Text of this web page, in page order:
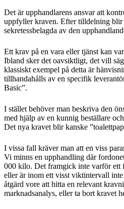
Det är upphandlarens ansvar att
uppfyller kraven. Efter tilldelning blir
sekretessbelagda av den
Ett krav på en vara eller tjänst kan
Ibland sker det oavsiktligt, det vill
klassiskt exempel på detta är
tillhandahålls av en specifik
Basic”.
I stället behöver man beskriva den
med hjälp av en kunnig beställare
Det nya kravet blir kanske
I vissa fall kräver man att en viss
Vi minns en upphandling där
000 kilo. Det framgick inte varför ett
eller är inom ett visst viktintervall
åtgärd vore att hitta en relevant
marknadsanalys, eller ta bort kravet